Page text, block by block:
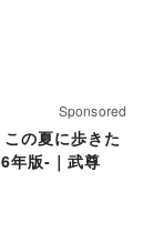
Sponsored
の夏に歩きた
年版-｜武尊